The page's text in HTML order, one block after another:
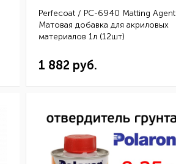
Perfecoat / PC-6940 Matting Agent
Матовая добавка для акриловых
материалов 1л (12шт)
1 882 руб.